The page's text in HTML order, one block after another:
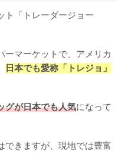
ト「トレーダージョー
ーマーケットで、アメリカ
日本でも愛称「トレジョ」
グが日本でも人気になって
できますが、現地では豊富